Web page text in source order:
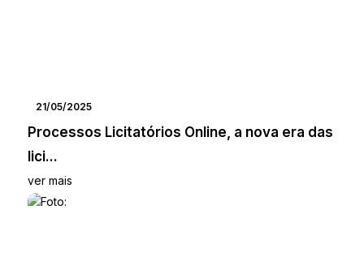
21/05/2025
Processos Licitatórios Online, a nova era das
lici...
ver mais